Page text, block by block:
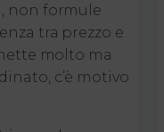
non formule
tra prezzo e
molto ma
c’è motivo